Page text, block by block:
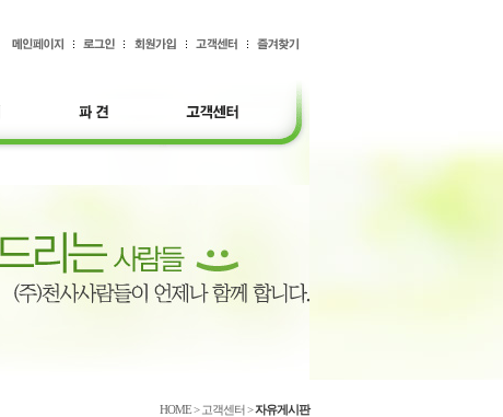
HOME > 고객센터 >자유게시판